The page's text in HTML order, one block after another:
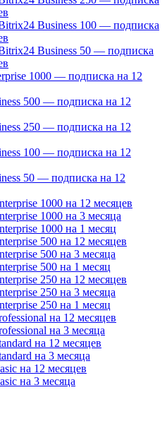
Business 100 — подписка
Business 50 — подписка
1000 — подписка на 12
500 — подписка на 12
250 — подписка на 12
100 — подписка на 12
50 — подписка на 12
1000 на 12 месяцев
1000 на 3 месяца
1000 на 1 месяц
500 на 12 месяцев
500 на 3 месяца
500 на 1 месяц
250 на 12 месяцев
250 на 3 месяца
250 на 1 месяц
на 12 месяцев
на 3 месяца
на 12 месяцев
на 3 месяца
на 12 месяцев
на 3 месяца